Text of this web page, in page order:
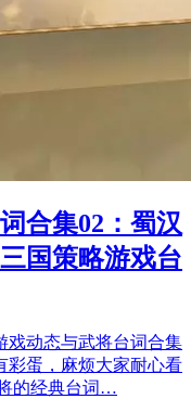
合集02：蜀汉
国策略游戏台
戏动态与武将台词合集
彩蛋，麻烦大家耐心看
的经典台词…